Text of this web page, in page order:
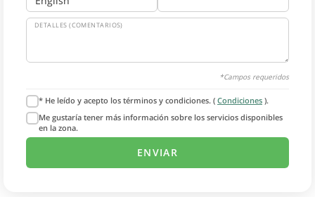
DETALLES (COMENTARIOS)
*Campos requeridos
* He leído y acepto los términos y condiciones. ( Condiciones ).
Me gustaría tener más información sobre los servicios disponibles
en la zona.